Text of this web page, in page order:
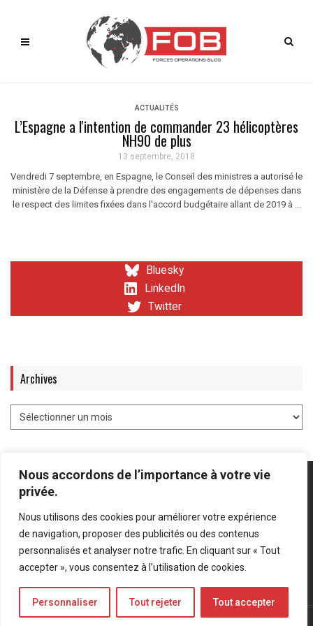
Nous accordons de l’importance à votre vie
privée.
Nous utilisons des cookies pour améliorer votre expérience
de navigation, proposer des publicités ou des contenus
personnalisés et analyser notre trafic. En cliquant sur « Tout
accepter », vous consentez à l’utilisation de cookies.
Personnaliser Tout rejeter Tout accepter
ACTUALITÉS
L’Espagne a l'intention de commander 23 hélicoptères
NH90 de plus
13 septembre, 2018
Vendredi 7 septembre, en Espagne, le Conseil des ministres a autorisé le
ministère de la Défense à prendre des engagements de dépenses dans
le respect des limites fixées dans l'accord budgétaire allant de 2019 à ...
Bluesky
LinkedIn
Twitter
Archives
Mentions légales Politique de confidentialité
Bluesky
LinkedIn
Twitter
© Forces Operations Blog - 2022